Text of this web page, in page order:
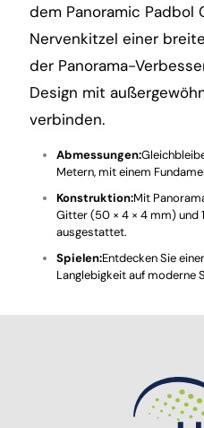
dem Panoramic Padbol
Nervenkitzel einer
der Panorama-
Design mit
verbinden.
Abmessungen:
Metern, mit einem
Konstruktion:Mit
Gitter (50 × 4 × 4 mm) und
ausgestattet.
Spielen:Entdecken Sie
Langlebigkeit auf moderne